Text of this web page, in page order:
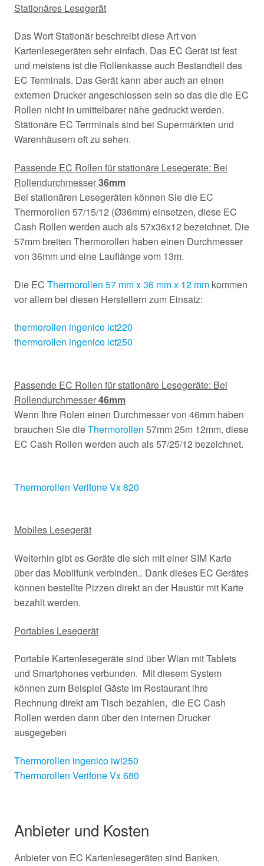
Stationäres Lesegerät
Das Wort Stationär beschreibt diese Art von
Kartenlesegeräten sehr einfach. Das EC Gerät ist fest
und meistens ist die Rollenkasse auch Bestandteil des
EC Terminals. Das Gerät kann aber auch an einen
externen Drucker angeschlossen sein so das die die EC
Rollen nicht in umittelbarer nähe gedruckt werden.
Stätionäre EC Terrminals sind bei Supermärkten und
Warenhäusern oft zu sehen.
Passende EC Rollen für stationäre Lesegeräte: Bei
Rollendurchmesser36mm
Bei stationären Lesegeräten können Sie die EC
Thermorollen 57/15/12 (Ø36mm) einsetzen, diese EC
Cash Rollen werden auch als 57x36x12 bezeichnet. Die
57mm breiten Thermorollen haben einen Durchmesser
von 36mm und eine Lauflänge vom 13m.
Die EC Thermorollen 57 mm x 36 mm x 12 mm kommen
vor allem bei diesen Herstellern zum Einsatz:
thermorollen ingenico ict220
thermorollen ingenico ict250
Passende EC Rollen für stationäre Lesegeräte: Bei
Rollendurchmesser46mm
Wenn Ihre Rolen einen Durchmesser von 46mm haben
brauchen Sie dieThermorollen 57mm 25m 12mm, diese
EC Cash Rollen werden auch als 57/25/12 bezeichnet.
Thermorollen Verifone Vx 820
Mobiles Lesegerät
Weiterhin gibt es Geräte die sich mit einer SIM Karte
über das Mobilfunk verbinden.. Dank dieses EC Gerätes
können bestellte Pizzen direkt an der Haustür mit Karte
bezahlt werden.
Portables Lesegerät
Portable Kartenlesegeräte sind über Wlan mit Tablets
und Smartphones verbunden. Mit diesem System
können zum Beispiel Gäste im Restaurant ihre
Rechnung direkt am Tisch bezahlen, die EC Cash
Rollen werden dann über den internen Drucker
ausgegeben
Thermorollen ingenico iwl250
Thermorollen Verifone Vx 680
Anbieter und Kosten
Anbieter von EC Kartenlesegeräten sind Banken,